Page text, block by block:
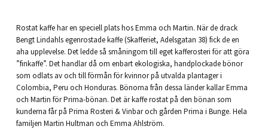
Rostat kaffe har en speciell plats hos Emma och Martin. När de drack
Bengt Lindahls egenrostade kaffe (Skafferiet, Adelsgatan 38) fick de en
aha upplevelse. Det ledde så småningom till eget kafferosteri för att göra
”finkaffe”. Det handlar då om enbart ekologiska, handplockade bönor
som odlats av och till förmån för kvinnor på utvalda plantager i
Colombia, Peru och Honduras. Bönorna från dessa länder kallar Emma
och Martin för Prima-bönan. Det är kaffe rostat på den bönan som
kunderna får på Prima Rosteri & Vinbar och gården Prima i Bunge. Hela
familjen Martin Hultman och Emma Ahlström.